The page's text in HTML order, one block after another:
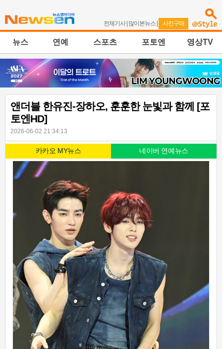
전체기사| 많이본뉴스 | 사진구매
뉴스 연예 스포츠 포토엔 영상TV
앤더블 한유진-장하오, 훈훈한 눈빛과 함께 [포
토엔HD]
2026-06-02 21:34:13
카카오 MY뉴스 네이버 연예뉴스